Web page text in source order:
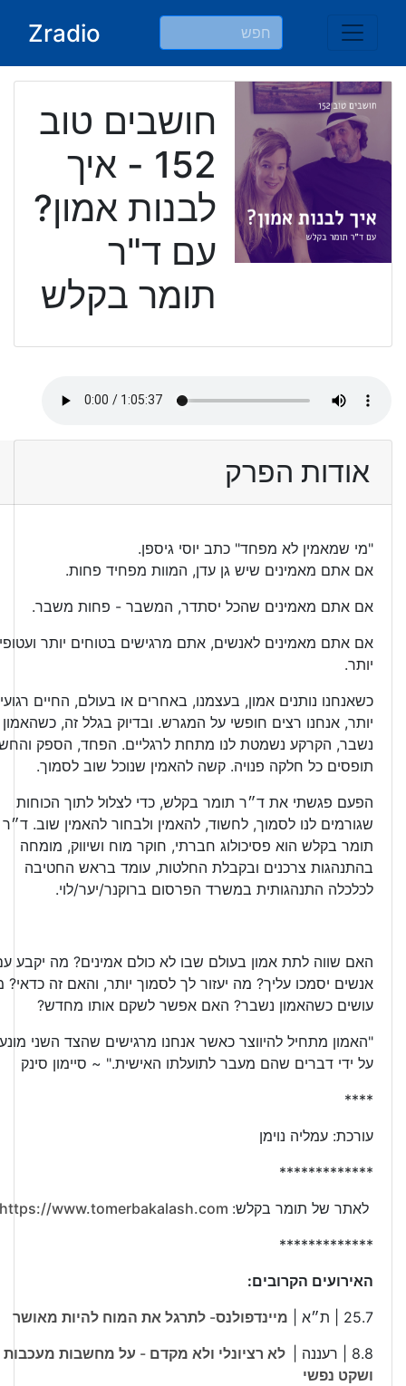
Zradio
חושבים טוב
152 - איך
לבנות אמון?
עם ד"ר
תומר בקלש
אודות הפרק
"מי שמאמין לא מפחד" כתב יוסי גיספן.
אם אתם מאמינים שיש גן עדן, המוות מפחיד פחות.
אם אתם מאמינים שהכל יסתדר, המשבר - פחות משבר.
אם אתם מאמינים לאנשים, אתם מרגישים בטוחים יותר
יותר.
כשאנחנו נותנים אמון, בעצמנו, באחרים או בעולם, החיים
יותר, אנחנו רצים חופשי על המגרש. ובדיוק בגלל זה, כשהאמון
נשבר, הקרקע נשמטת לנו מתחת לרגליים. הפחד, הספק
תופסים כל חלקה פנויה. קשה להאמין שנוכל שוב לסמוך.
הפעם פגשתי את ד״ר תומר בקלש, כדי לצלול לתוך הכוחות
שגורמים לנו לסמוך, לחשוד, להאמין ולבחור להאמין שוב. ד״ר
תומר בקלש הוא פסיכולוג חברתי, חוקר מוח ושיווק, מומחה
בהתנהגות צרכנים ובקבלת החלטות, עומד בראש החטיבה
לכלכלה התנהגותית במשרד הפרסום ברוקנר/יער/לוי.
האם שווה לתת אמון בעולם שבו לא כולם אמינים? מה יקבע
אנשים יסמכו עליך? מה יעזור לך לסמוך יותר, והאם זה כדאי?
עושים כשהאמון נשבר? האם אפשר לשקם אותו מחדש?
"האמון מתחיל להיווצר כאשר אנחנו מרגישים שהצד השני מונע
על ידי דברים שהם מעבר לתועלתו האישית." ~ סיימון סינק
****
עורכת: עמליה נוימן
*************
לאתר של תומר בקלש:
*************
האירועים הקרובים:
25.7 | ת״א |
מיינדפולנס- לתרגל את המוח להיות מאושר
8.8 | רעננה |
לא רציונלי ולא מקדם - על מחשבות מעכבות
ושקט נפשי